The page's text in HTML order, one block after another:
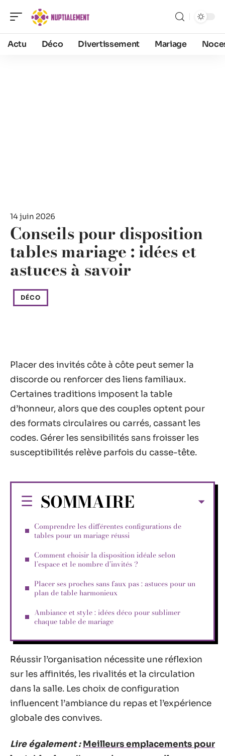
Actu Déco Divertissement Mariage
14 juin 2026
Conseils pour disposition
tables mariage : idées et
astuces à savoir
DÉCO
Placer des invités côte à côte peut semer la
discorde ou renforcer des liens familiaux.
Certaines traditions imposent la table
d’honneur, alors que des couples optent pour
des formats circulaires ou carrés, cassant les
codes. Gérer les sensibilités sans froisser les
susceptibilités relève parfois du casse-tête.
SOMMAIRE
Comprendre les différentes configurations de
tables pour un mariage réussi
Comment choisir la disposition idéale selon
l’espace et le nombre d’invités ?
Placer ses proches sans faux pas : astuces pour un
plan de table harmonieux
Ambiance et style : idées déco pour sublimer
chaque table de mariage
Réussir l’organisation nécessite une réflexion
sur les affinités, les rivalités et la circulation
dans la salle. Les choix de configuration
influencent l’ambiance du repas et l’expérience
globale des convives.
Lire également : Meilleurs emplacements pour